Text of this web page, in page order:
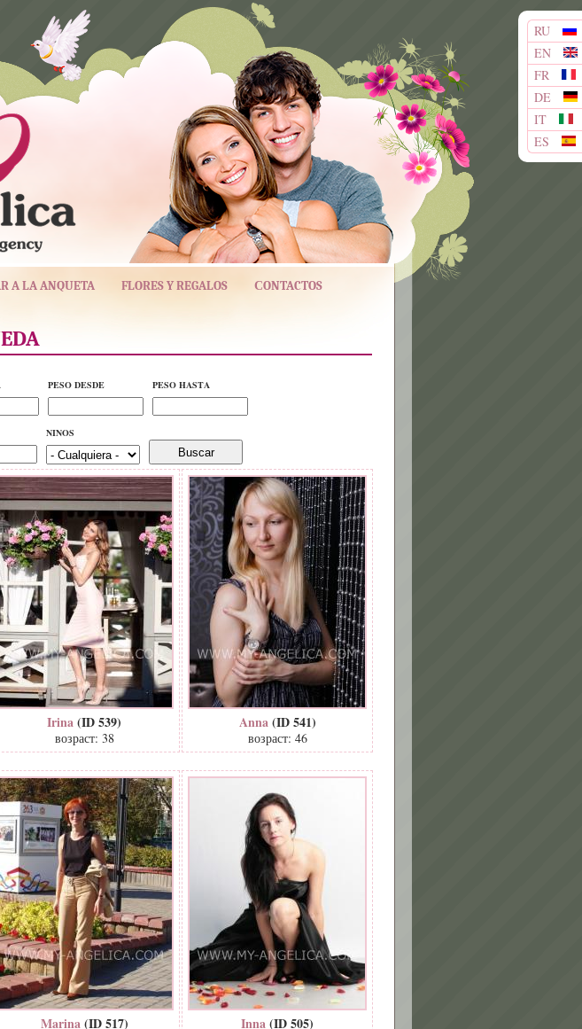
RU
EN
FR
DE
IT
ES
A LA ANQUETA FLORES Y REGALOS СONTACTOS
PESO DESDE PESO HASTA
NINOS
Irina(ID 539)
возраст: 38
Anna (ID 541)
возраст: 46
Marina (ID 517) Inna(ID 505)